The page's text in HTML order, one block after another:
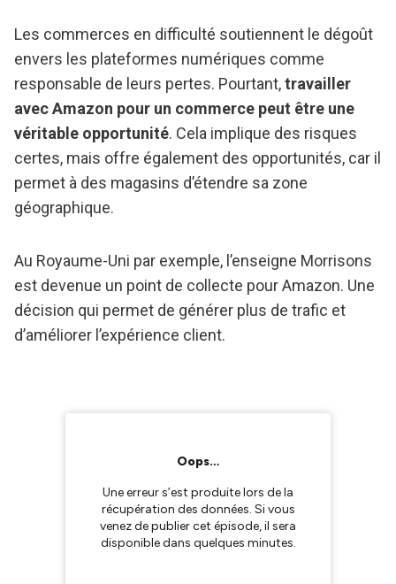
Les commerces en difficulté soutiennent le dégoût
envers les plateformes numériques comme
responsable de leurs pertes. Pourtant,travailler
avec Amazon pour un commerce peut être une
véritable opportunité. Cela implique des risques
certes, mais offre également des opportunités, car il
permet à des magasins d’étendre sa zone
géographique.
Au Royaume-Uni par exemple, l’enseigne Morrisons
est devenue un point de collecte pour Amazon. Une
décision qui permet de générer plus de trafic et
d’améliorer l’expérience client.